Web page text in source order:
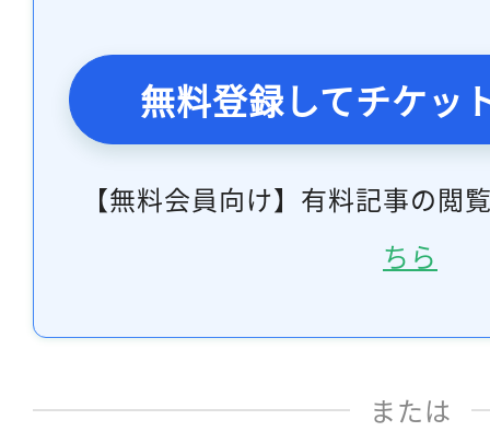
無料登録してチケッ
【無料会員向け】有料記事の閲
ちら
または